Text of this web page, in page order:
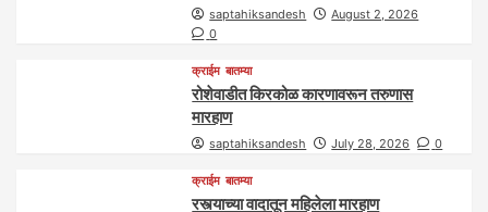
saptahiksandesh
August 2, 2026
0
क्राईम बातम्या
रोशेवाडीत किरकोळ कारणावरून तरुणास
मारहाण
saptahiksandesh July 28, 2026 0
क्राईम बातम्या
रस्त्याच्या वादातून महिलेला मारहाण